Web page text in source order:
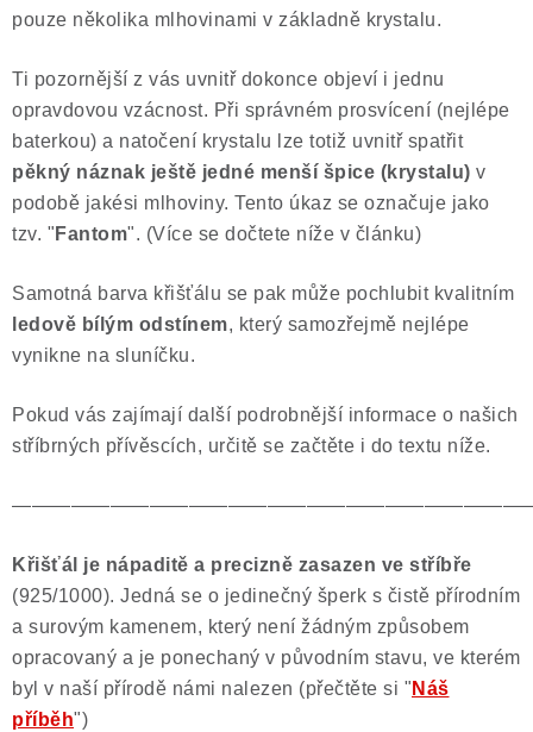
pouze několika mlhovinami v základně krystalu.
Ti pozornější z vás uvnitř dokonce objeví i jednu
opravdovou vzácnost. Při správném prosvícení (nejlépe
baterkou) a natočení krystalu lze totiž uvnitř spatřit
pěkný náznak ještě jedné menší špice (krystalu) v
podobě jakési mlhoviny. Tento úkaz se označuje jako
tzv. " Fantom". (Více se dočtete níže v článku)
Samotná barva křišťálu se pak může pochlubit kvalitním
ledově bílým odstínem, který samozřejmě nejlépe
vynikne na sluníčku.
Pokud vás zajímají další podrobnější informace o našich
stříbrných přívěscích, určitě se začtěte i do textu níže.
Křišťál je nápaditě a precizně zasazen ve stříbře
(925/1000). Jedná se o jedinečný šperk s čistě přírodním
a surovým kamenem, který není žádným způsobem
opracovaný a je ponechaný v původním stavu, ve kterém
byl v naší přírodě námi nalezen (přečtěte si " Náš
příběh")